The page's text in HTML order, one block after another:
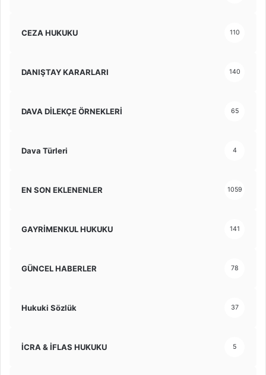
CEZA HUKUKU 110
DANIŞTAY KARARLARI 140
DAVA DİLEKÇE ÖRNEKLERİ 65
Dava Türleri 4
EN SON EKLENENLER 1059
GAYRİMENKUL HUKUKU 141
GÜNCEL HABERLER 78
Hukuki Sözlük 37
İCRA & İFLAS HUKUKU 5